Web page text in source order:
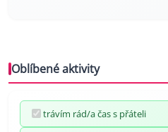
Oblíbené aktivity
trávím rád/a čas s přáteli